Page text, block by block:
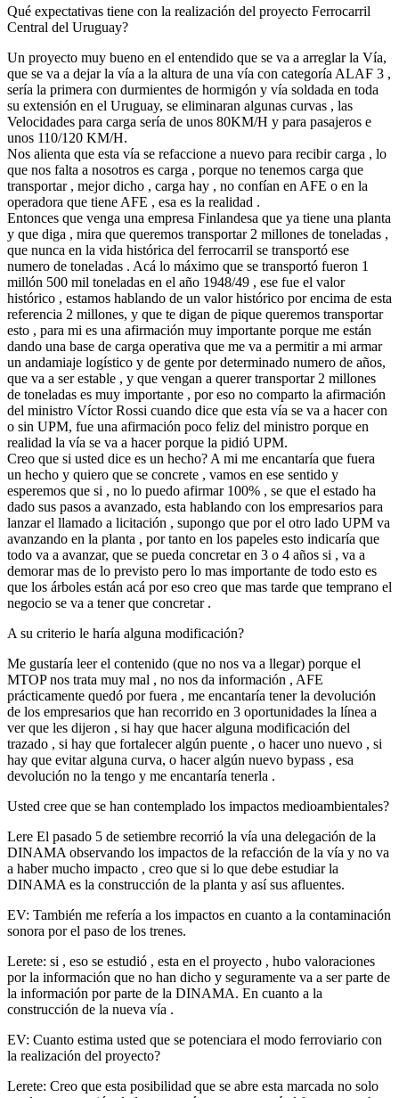
Qué expectativas tiene con la realización del proyecto Ferrocarril
Central del Uruguay?
Un proyecto muy bueno en el entendido que se va a arreglar la Vía,
que se va a dejar la vía a la altura de una vía con categoría ALAF 3 ,
sería la primera con durmientes de hormigón y vía soldada en toda
su extensión en el Uruguay, se eliminaran algunas curvas , las
Velocidades para carga sería de unos 80KM/H y para pasajeros e
unos 110/120 KM/H.
Nos alienta que esta vía se refaccione a nuevo para recibir carga , lo
que nos falta a nosotros es carga , porque no tenemos carga que
transportar , mejor dicho , carga hay , no confían en AFE o en la
operadora que tiene AFE , esa es la realidad .
Entonces que venga una empresa Finlandesa que ya tiene una planta
y que diga , mira que queremos transportar 2 millones de toneladas ,
que nunca en la vida histórica del ferrocarril se transportó ese
numero de toneladas . Acá lo máximo que se transportó fueron 1
millón 500 mil toneladas en el año 1948/49 , ese fue el valor
histórico , estamos hablando de un valor histórico por encima de esta
referencia 2 millones, y que te digan de pique queremos transportar
esto , para mi es una afirmación muy importante porque me están
dando una base de carga operativa que me va a permitir a mi armar
un andamiaje logístico y de gente por determinado numero de años,
que va a ser estable , y que vengan a querer transportar 2 millones
de toneladas es muy importante , por eso no comparto la afirmación
del ministro Víctor Rossi cuando dice que esta vía se va a hacer con
o sin UPM, fue una afirmación poco feliz del ministro porque en
realidad la vía se va a hacer porque la pidió UPM.
Creo que si usted dice es un hecho? A mi me encantaría que fuera
un hecho y quiero que se concrete , vamos en ese sentido y
esperemos que si , no lo puedo afirmar 100% , se que el estado ha
dado sus pasos a avanzado, esta hablando con los empresarios para
lanzar el llamado a licitación , supongo que por el otro lado UPM va
avanzando en la planta , por tanto en los papeles esto indicaría que
todo va a avanzar, que se pueda concretar en 3 o 4 años si , va a
demorar mas de lo previsto pero lo mas importante de todo esto es
que los árboles están acá por eso creo que mas tarde que temprano el
negocio se va a tener que concretar .
A su criterio le haría alguna modificación?
Me gustaría leer el contenido (que no nos va a llegar) porque el
MTOP nos trata muy mal , no nos da información , AFE
prácticamente quedó por fuera , me encantaría tener la devolución
de los empresarios que han recorrido en 3 oportunidades la línea a
ver que les dijeron , si hay que hacer alguna modificación del
trazado , si hay que fortalecer algún puente , o hacer uno nuevo , si
hay que evitar alguna curva, o hacer algún nuevo bypass , esa
devolución no la tengo y me encantaría tenerla .
Usted cree que se han contemplado los impactos medioambientales?
Lere El pasado 5 de setiembre recorrió la vía una delegación de la
DINAMA observando los impactos de la refacción de la vía y no va
a haber mucho impacto , creo que si lo que debe estudiar la
DINAMA es la construcción de la planta y así sus afluentes.
EV: También me refería a los impactos en cuanto a la contaminación
sonora por el paso de los trenes.
Lerete: si , eso se estudió , esta en el proyecto , hubo valoraciones
por la información que no han dicho y seguramente va a ser parte de
la información por parte de la DINAMA. En cuanto a la
construcción de la nueva vía .
EV: Cuanto estima usted que se potenciara el modo ferroviario con
la realización del proyecto?
Lerete: Creo que esta posibilidad que se abre esta marcada no solo